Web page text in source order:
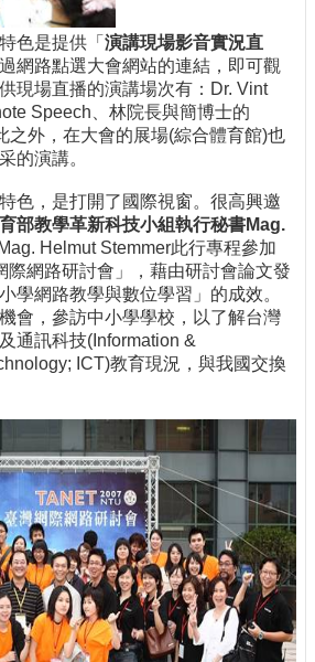
色是提供「 演講現場影音實況直
網路點選大會網站的連結，即可觀
現場直播的演講場次有：Dr. Vint
Speech、林院長與簡博士的
之外，在大會的展場(綜合體育館)也
的演講。
色，是打開了國際視窗。很高興邀
部教學革新科技小組執行秘書Mag.
Helmut Stemmer此行專程參加
際網路研討會」，藉由研討會論文發
學網路教學與數位學習」的成效。
會，參訪中小學學校，以了解台灣
通訊科技(Information &
ICT)教育現況，與我國交換